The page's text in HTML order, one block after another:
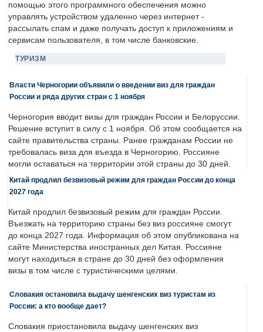
помощью этого программного обеспечения можно
управлять устройством удаленно через интернет -
рассылать спам и даже получать доступ к приложениям и
сервисам пользователя, в том числе банковские.
ТУРИЗМ
Власти Черногории объявили о введении виз для граждан
России и ряда других стран с 1 ноября
Черногория вводит визы для граждан России и Белоруссии.
Решение вступит в силу с 1 ноября. Об этом сообщается на
сайте правительства страны. Ранее гражданам России не
требовалась виза для въезда в Черногорию. Россияне
могли оставаться на территории этой страны до 30 дней.
Китай продлил безвизовый режим для граждан России до конца
2027 года
Китай продлил безвизовый режим для граждан России.
Въезжать на территорию страны без виз россияне смогут
до конца 2027 года. Информация об этом опубликована на
сайте Министерства иностранных дел Китая. Россияне
могут находиться в стране до 30 дней без оформления
визы в том числе с туристическими целями.
Словакия остановила выдачу шенгенских виз туристам из
России: а кто вообще дает?
Словакия приостановила выдачу шенгенских виз